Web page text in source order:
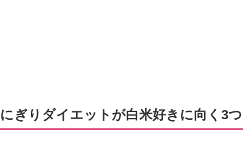
ぎりダイエットが白米好きに向く3